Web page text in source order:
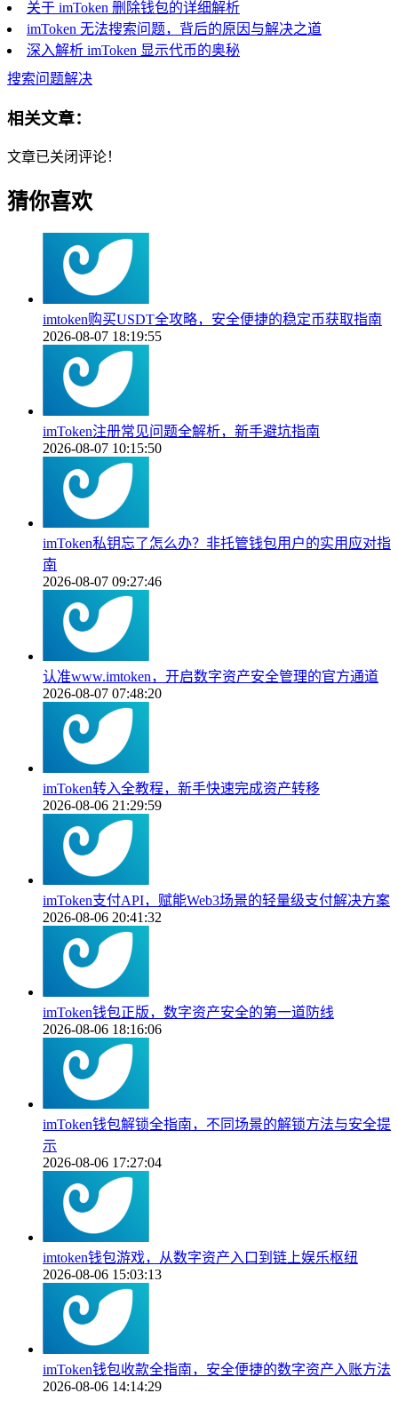
关于 imToken 删除钱包的详细解析
imToken 无法搜索问题，背后的原因与解决之道
深入解析 imToken 显示代币的奥秘
搜索问题解决
相关文章：
文章已关闭评论！
猜你喜欢
imtoken购买USDT全攻略，安全便捷的稳定币获取指南
2026-08-07 18:19:55
imToken注册常见问题全解析，新手避坑指南
2026-08-07 10:15:50
imToken私钥忘了怎么办？非托管钱包用户的实用应对指
南
2026-08-07 09:27:46
认准www.imtoken，开启数字资产安全管理的官方通道
2026-08-07 07:48:20
imToken转入全教程，新手快速完成资产转移
2026-08-06 21:29:59
imToken支付API，赋能Web3场景的轻量级支付解决方案
2026-08-06 20:41:32
imToken钱包正版，数字资产安全的第一道防线
2026-08-06 18:16:06
imToken钱包解锁全指南，不同场景的解锁方法与安全提
示
2026-08-06 17:27:04
imtoken钱包游戏，从数字资产入口到链上娱乐枢纽
2026-08-06 15:03:13
imToken钱包收款全指南，安全便捷的数字资产入账方法
2026-08-06 14:14:29